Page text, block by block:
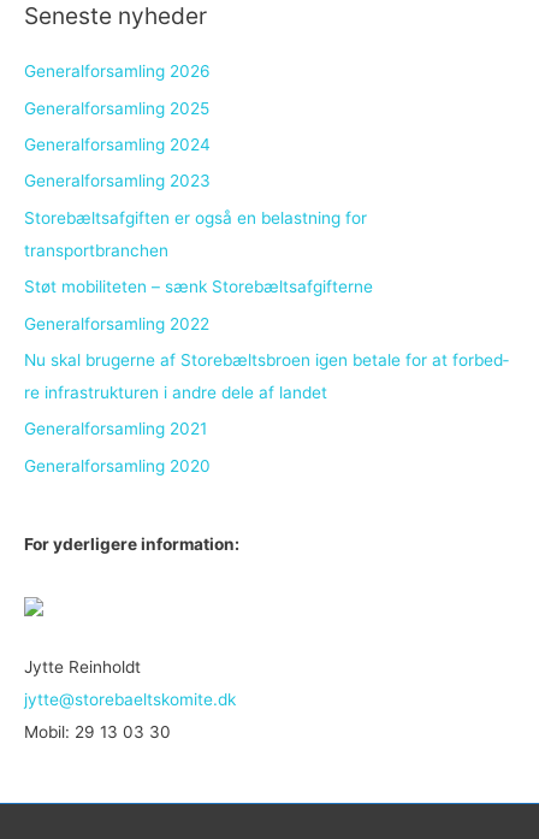
Seneste nyheder
Generalforsamling 2026
Generalforsamling 2025
Generalforsamling 2024
Generalforsamling 2023
Storebæltsafgiften er også en belastning for
transportbranchen
Støt mobiliteten – sænk Storebæltsafgifterne
Generalforsamling 2022
Nu skal bru­ger­ne af Sto­re­bælts­bro­en igen be­ta­le for at for­bed­
re in­fra­struk­tu­ren i an­dre dele af lan­det
Generalforsamling 2021
Generalforsamling 2020
For yderligere information:
Jytte Reinholdt
jytte@storebaeltskomite.dk
Mobil: 29 13 03 30